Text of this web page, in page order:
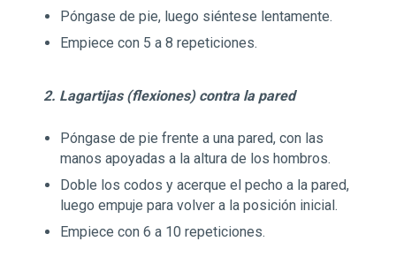
Póngase de pie, luego siéntese lentamente.
Empiece con 5 a 8 repeticiones.
2. Lagartijas (flexiones) contra la pared
Póngase de pie frente a una pared, con las
manos apoyadas a la altura de los hombros.
Doble los codos y acerque el pecho a la pared,
luego empuje para volver a la posición inicial.
Empiece con 6 a 10 repeticiones.